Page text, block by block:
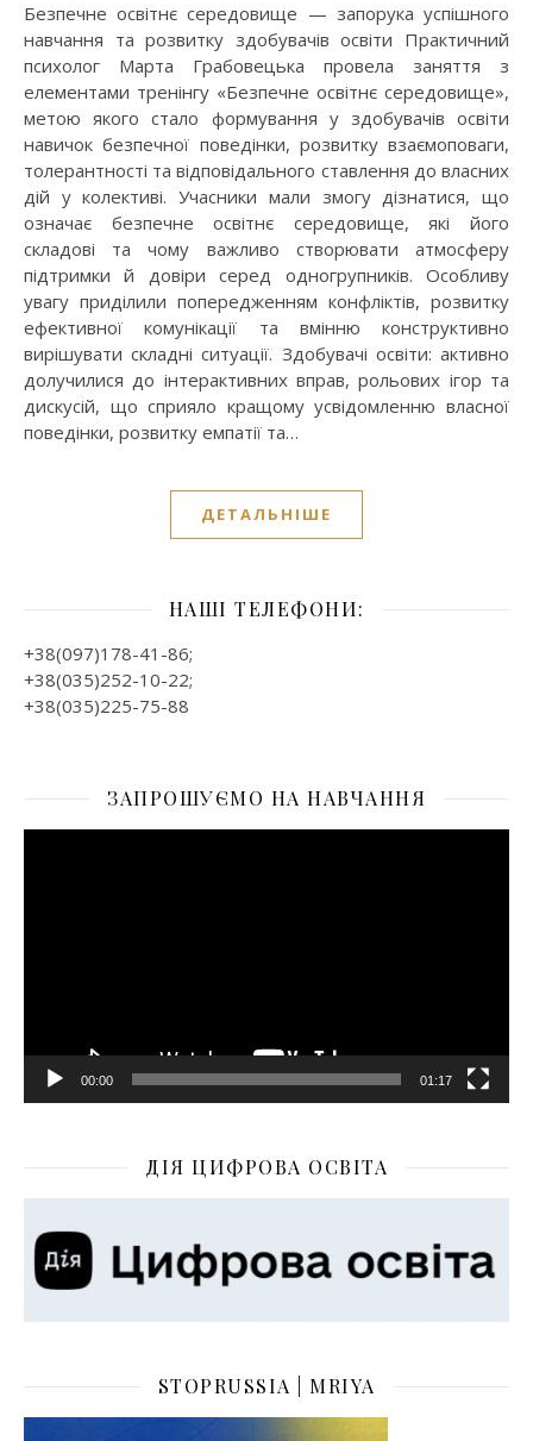
Безпечне освітнє середовище — запорука успішного
навчання та розвитку здобувачів освіти Практичний
психолог Марта Грабовецька провела заняття з
елементами тренінгу «Безпечне освітнє середовище»,
метою якого стало формування у здобувачів освіти
навичок безпечної поведінки, розвитку взаємоповаги,
толерантності та відповідального ставлення до власних
дій у колективі. Учасники мали змогу дізнатися, що
означає безпечне освітнє середовище, які його
складові та чому важливо створювати атмосферу
підтримки й довіри серед одногрупників. Особливу
увагу приділили попередженням конфліктів, розвитку
ефективної комунікації та вмінню конструктивно
вирішувати складні ситуації. Здобувачі освіти: активно
долучилися до інтерактивних вправ, рольових ігор та
дискусій, що сприяло кращому усвідомленню власної
поведінки, розвитку емпатії та…
ДЕТАЛЬНІШЕ
НАШІ ТЕЛЕФОНИ:
+38(097)178-41-86;
+38(035)252-10-22;
+38(035)225-75-88
ЗАПРОШУЄМО НА НАВЧАННЯ
00:00 01:17
ДІЯ ЦИФРОВА ОСВІТА
STOPRUSSIA | MRIYA